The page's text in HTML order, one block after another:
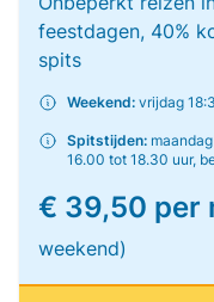
feestdagen, 40%
spits
Weekend: vrijdag
Spitstijden:
16.00 tot 18.30 uur,
€ 39,50 per
weekend)